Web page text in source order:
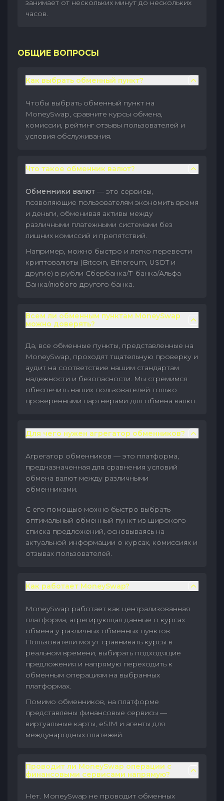
занимает от нескольких минут до нескольких
часов.
ОБЩИЕ ВОПРОСЫ
Как выбрать обменный пункт?
Чтобы выбрать обменный пункт на
MoneySwap, сравните курсы обмена,
комиссии, рейтинг отзывы пользователей и
условия обслуживания.
Что такое обменник валют?
Обменники валют — это сервисы,
позволяющие пользователям экономить время
и деньги, обменивая активы между
различными платежными системами без
лишних комиссий и препятствий.
Например, можно быстро и легко перевести
криптовалюты (Bitcoin, Ethereum, USDT и
другие) в рубли Сбербанка/Т-банка/Альфа
Банка/любого другого банка.
Всем ли обменным пунктам MoneySwap
можно доверять?
Да, все обменные пункты, представленные на
MoneySwap, проходят тщательную проверку и
аудит на соответствие нашим стандартам
надежности и безопасности. Мы стремимся
обеспечить наших пользователей только
проверенными партнерами для обмена валют.
Для чего нужен агрегатор обменников?
Агрегатор обменников — это платформа,
предназначенная для сравнения условий
обмена валют между различными
обменниками.
С его помощью можно быстро выбрать
оптимальный обменный пункт из широкого
списка предложений, основываясь на
актуальной информации о курсах, комиссиях и
отзывах пользователей.
Как работает MoneySwap?
MoneySwap работает как централизованная
платформа, агрегирующая данные о курсах
обмена у различных обменных пунктов.
Пользователи могут сравнивать курсы в
реальном времени, выбирать подходящие
предложения и напрямую переходить к
обменным операциям на выбранных
платформах.
Помимо обменников, на платформе
представлены финансовые сервисы —
виртуальные карты, eSIM и агенты для
международных платежей.
Проводит ли MoneySwap операции с
финансовыми сервисами напрямую?
Нет. MoneySwap не проводит обменных